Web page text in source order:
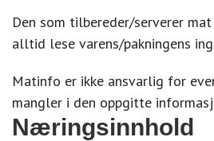
Den som tilbereder/serverer
alltid lese varens/pakningens
Matinfo er ikke ansvarlig for
mangler i den oppgitte
Næringsinnhold